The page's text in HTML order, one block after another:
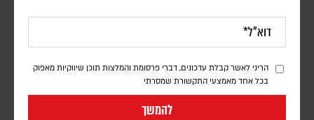
הריני לאשר קבלת עדכונים, דברי פרסומת והמלצות תוכן שיווקיות מאפוק
בכל אחד מאמצעי התקשורת שמסרתי
להמשך